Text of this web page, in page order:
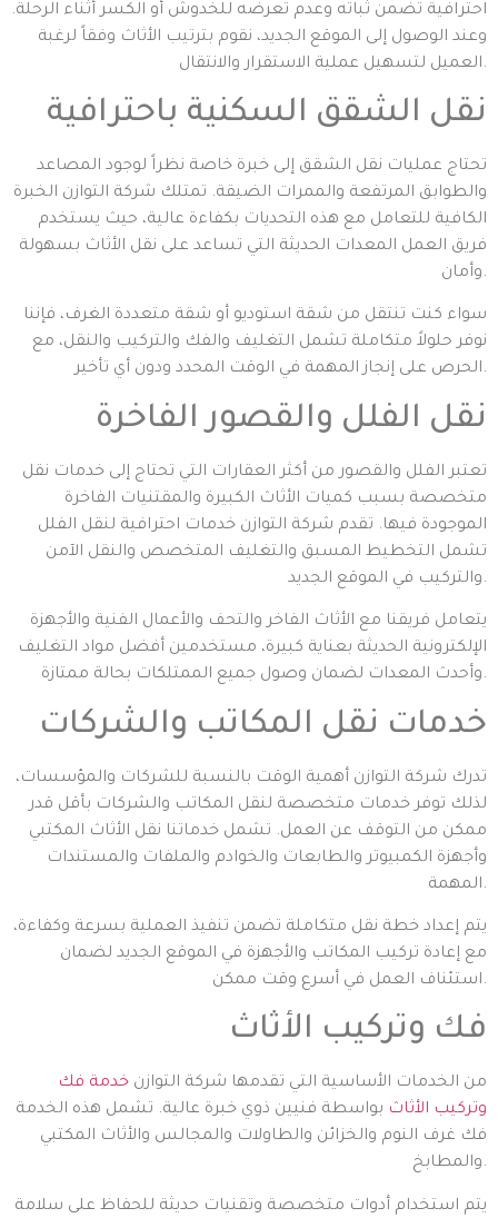
احترافية تضمن ثباته وعدم تعرضه للخدوش أو الكسر أثناء الرحلة.
وعند الوصول إلى الموقع الجديد، نقوم بترتيب الأثاث وفقاً لرغبة
العميل لتسهيل عملية الاستقرار والانتقال.
نقل الشقق السكنية باحترافية
تحتاج عمليات نقل الشقق إلى خبرة خاصة نظراً لوجود المصاعد
والطوابق المرتفعة والممرات الضيقة. تمتلك شركة التوازن الخبرة
الكافية للتعامل مع هذه التحديات بكفاءة عالية، حيث يستخدم
فريق العمل المعدات الحديثة التي تساعد على نقل الأثاث بسهولة
وأمان.
سواء كنت تنتقل من شقة استوديو أو شقة متعددة الغرف، فإننا
نوفر حلولاً متكاملة تشمل التغليف والفك والتركيب والنقل، مع
الحرص على إنجاز المهمة في الوقت المحدد ودون أي تأخير.
نقل الفلل والقصور الفاخرة
تعتبر الفلل والقصور من أكثر العقارات التي تحتاج إلى خدمات نقل
متخصصة بسبب كميات الأثاث الكبيرة والمقتنيات الفاخرة
الموجودة فيها. تقدم شركة التوازن خدمات احترافية لنقل الفلل
تشمل التخطيط المسبق والتغليف المتخصص والنقل الآمن
والتركيب في الموقع الجديد.
يتعامل فريقنا مع الأثاث الفاخر والتحف والأعمال الفنية والأجهزة
الإلكترونية الحديثة بعناية كبيرة، مستخدمين أفضل مواد التغليف
وأحدث المعدات لضمان وصول جميع الممتلكات بحالة ممتازة.
خدمات نقل المكاتب والشركات
تدرك شركة التوازن أهمية الوقت بالنسبة للشركات والمؤسسات،
لذلك توفر خدمات متخصصة لنقل المكاتب والشركات بأقل قدر
ممكن من التوقف عن العمل. تشمل خدماتنا نقل الأثاث المكتبي
وأجهزة الكمبيوتر والطابعات والخوادم والملفات والمستندات
المهمة.
يتم إعداد خطة نقل متكاملة تضمن تنفيذ العملية بسرعة وكفاءة،
مع إعادة تركيب المكاتب والأجهزة في الموقع الجديد لضمان
استئناف العمل في أسرع وقت ممكن.
فك وتركيب الأثاث
من الخدمات الأساسية التي تقدمها شركة التوازن خدمة فك
وتركيب الأثاث بواسطة فنيين ذوي خبرة عالية. تشمل هذه الخدمة
فك غرف النوم والخزائن والطاولات والمجالس والأثاث المكتبي
والمطابخ.
يتم استخدام أدوات متخصصة وتقنيات حديثة للحفاظ على سلامة